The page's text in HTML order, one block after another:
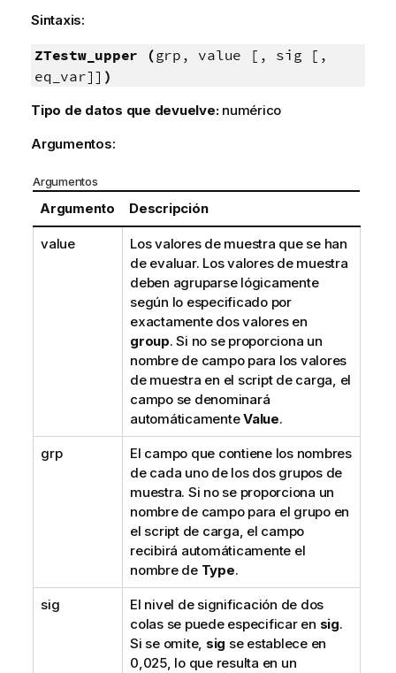
Sintaxis:
ZTestw_upper (grp, value [, sig [,
eq_var]] )
Tipo de datos que devuelve: numérico
Argumentos:
Argumentos
Argumento Descripción
value
Los valores de muestra que se han
de evaluar. Los valores de muestra
deben agruparse lógicamente
según lo especificado por
exactamente dos valores en
group. Si no se proporciona un
nombre de campo para los valores
de muestra en el script de carga, el
campo se denominará
automáticamenteValue.
grp
El campo que contiene los nombres
de cada uno de los dos grupos de
muestra. Si no se proporciona un
nombre de campo para el grupo en
el script de carga, el campo
recibirá automáticamente el
nombre de Type.
sig
El nivel de significación de dos
colas se puede especificar en sig.
Si se omite, sig se establece en
0,025, lo que resulta en un